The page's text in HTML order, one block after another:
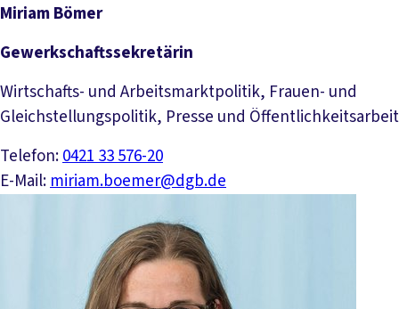
Miriam Bömer
Gewerkschaftssekretärin
Wirtschafts- und Arbeitsmarktpolitik, Frauen- und
Gleichstellungspolitik, Presse und Öffentlichkeitsarbeit
Telefon:0421 33 576-20
E-Mail:miriam.boemer@dgb.de